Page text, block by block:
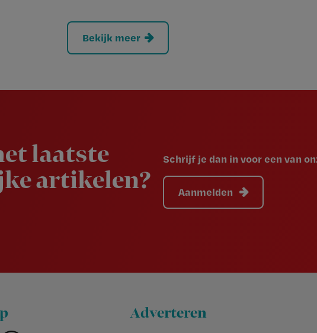
Bekijk meer
laatste
artikelen?
Schrijf je dan in voor een van
Aanmelden
Adverteren